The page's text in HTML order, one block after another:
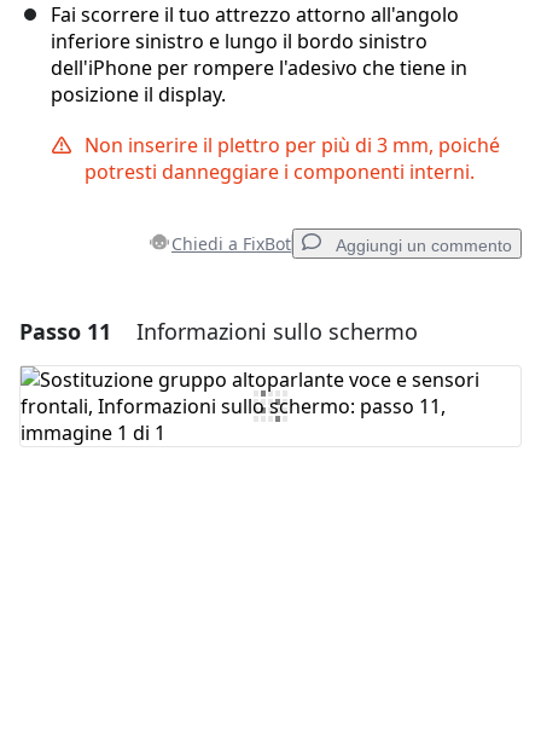
Fai scorrere il tuo attrezzo attorno all'angolo
inferiore sinistro e lungo il bordo sinistro
dell'iPhone per rompere l'adesivo che tiene in
posizione il display.
Non inserire il plettro per più di 3 mm, poiché
potresti danneggiare i componenti interni.
Chiedi a FixBot Aggiungi un commento
Aggiungi un commento
Aggiungi Commento
Passo 11 Informazioni sullo schermo